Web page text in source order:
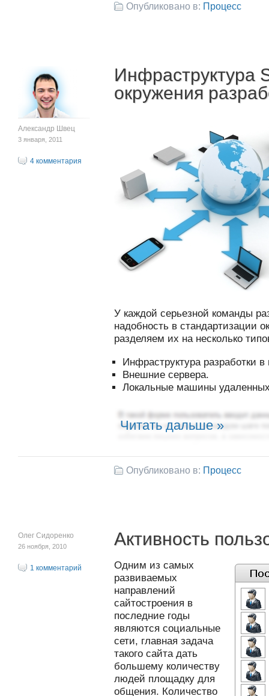
Опубликовано в: Процесс
Александр Швец
3 января, 2011
4 комментария
Инфраструктура
окружения
У каждой серьезной команды
надобность в стандартизации
разделяем их на несколько
Инфраструктура разработки
Внешние сервера.
Локальные машины
Читать дальше »
Опубликовано в: Процесс
Олег Сидоренко
26 ноября, 2010
1 комментарий
Активность
Одним из самых
развиваемых
направлений
сайтостроения в
последние годы
являются социальные
сети, главная задача
такого сайта дать
большему количеству
людей площадку для
общения. Количество